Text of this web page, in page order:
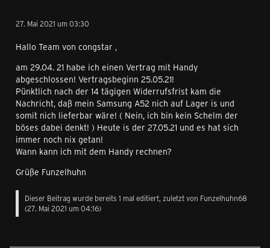
27. Mai 2021 um 03:30
Hallo Team von congstar ‍,
am 29.04. 21 habe ich einen Vertrag mit Handy
abgeschlossen! Vertragsbeginn 25.05.21!
Pünktlich nach der 14 tägigen Widerrufsfrist kam die
Nachricht, daß mein Samsung A52 nich auf Lager is und
somit nich lieferbar wäre! ( Nein, ich bin kein Schelm der
böses dabei denkt! ) Heute is der 27.05.21 und es hat sich
immer noch nix getan!
Wann kann ich mit dem Handy rechnen?
Grüße Funzelhuhn ‍
Dieser Beitrag wurde bereits 1 mal editiert, zuletzt von Funzelhuhn68
(27. Mai 2021 um 04:16)